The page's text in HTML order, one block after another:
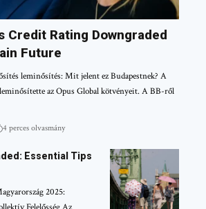
Credit Rating Downgraded
Future
leminősítés: Mit jelent ez Budapestnek? A
az Opus Global kötvényeit. A BB-ről
4 perces olvasmány
Essential Tips
2025: